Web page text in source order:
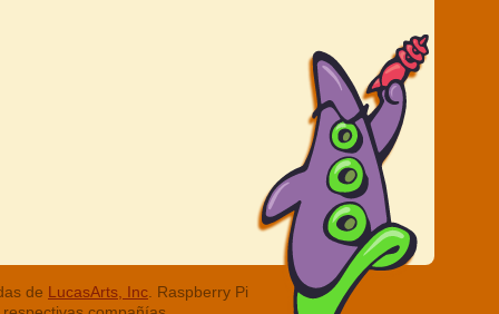
de LucasArts, Inc . Raspberry Pi